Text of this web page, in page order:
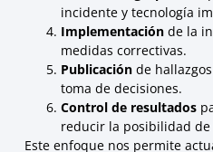
incidente y tecnología
Implementaciónde la
medidas correctivas.
Publicaciónde
toma de decisiones.
Control de resultados
reducir la posibilidad
Este enfoque nos permite